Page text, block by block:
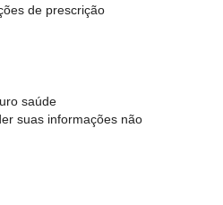
de prescrição
saúde
suas informações não